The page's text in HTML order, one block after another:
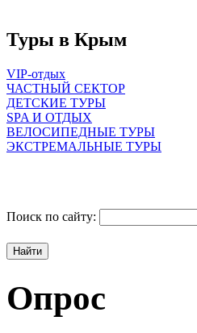
Туры в Крым
VIP-отдых
ЧАСТНЫЙ СЕКТОР
ДЕТСКИЕ ТУРЫ
SPA И ОТДЫХ
ВЕЛОСИПЕДНЫЕ ТУРЫ
ЭКСТРЕМАЛЬНЫЕ ТУРЫ
Поиск по сайту:
Опрос